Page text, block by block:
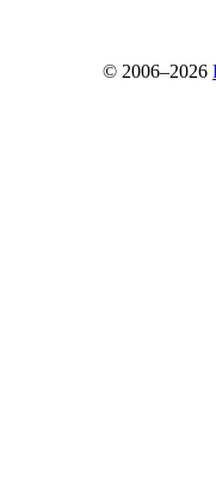
© 2006–2026